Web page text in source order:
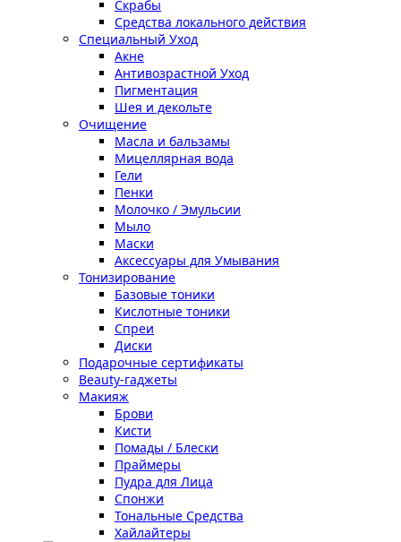
Скрабы
Средства локального действия
Специальный Уход
Акне
Антивозрастной Уход
Пигментация
Шея и декольте
Очищение
Масла и бальзамы
Мицеллярная вода
Гели
Пенки
Молочко / Эмульсии
Мыло
Маски
Аксессуары для Умывания
Тонизирование
Базовые тоники
Кислотные тоники
Спреи
Диски
Подарочные сертификаты
Beauty-гаджеты
Макияж
Брови
Кисти
Помады / Блески
Праймеры
Пудра для Лица
Спонжи
Тональные Средства
Хайлайтеры